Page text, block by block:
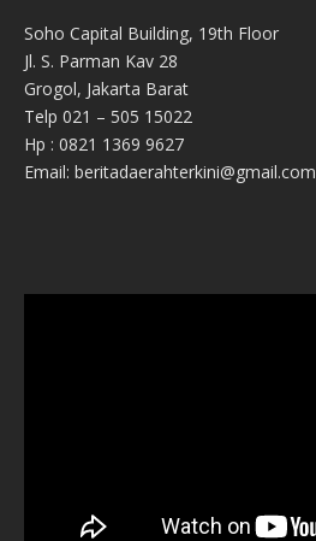
Soho Capital Building, 19th Floor
Jl. S. Parman Kav 28
Grogol, Jakarta Barat
Telp 021 – 505 15022
Hp : 0821 1369 9627
Email: beritadaerahterkini@gmail.com